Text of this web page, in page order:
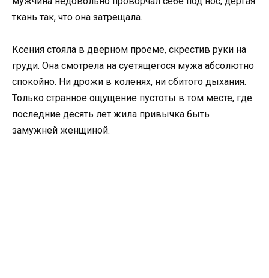
ткань так, что она затрещала.
Ксения стояла в дверном проеме, скрестив руки на
груди. Она смотрела на суетящегося мужа абсолютно
спокойно. Ни дрожи в коленях, ни сбитого дыхания.
Только странное ощущение пустоты в том месте, где
последние десять лет жила привычка быть
замужней женщиной.